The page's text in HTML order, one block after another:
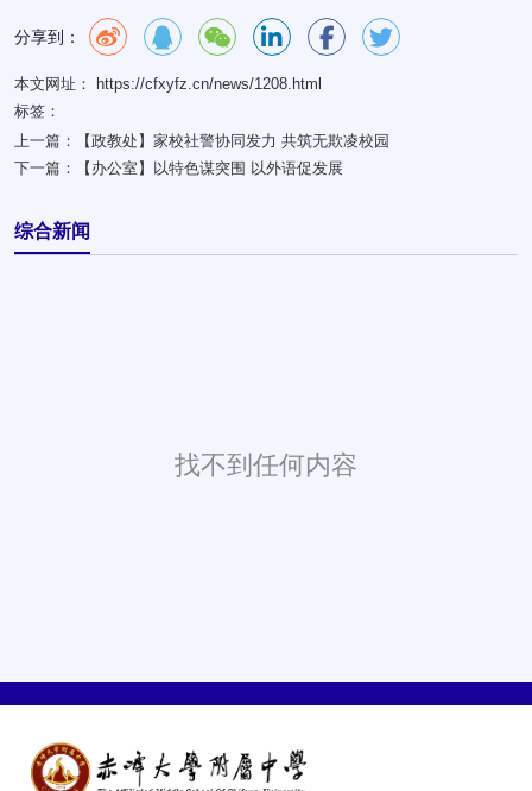
分享到：
本文网址： https://cfxyfz.cn/news/1208.html
标签：
上一篇：
【政教处】家校社警协同发力 共筑无欺凌校园
下一篇：
【办公室】以特色谋突围 以外语促发展
综合新闻
找不到任何内容